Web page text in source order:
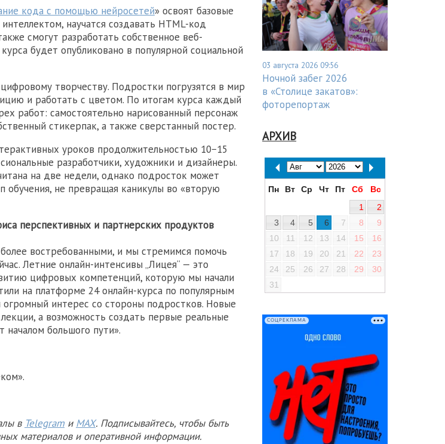
кода с помощью нейросетей» освоят базовые
научатся создавать HTML-код
смогут разработать собственное веб-
будет опубликовано в популярной социальной
творчеству. Подростки погрузятся в мир
и работать с цветом. По итогам курса каждый
работ: самостоятельно нарисованный персонаж
стикерпак, а также сверстанный постер.
уроков продолжительностью 10−15
разработчики, художники и дизайнеры.
на две недели, однако подросток может
не превращая каникулы во «вторую
перспективных и партнерских продуктов
востребованными, и мы стремимся помочь
Летние онлайн-интенсивы „Лицея“ — это
цифровых компетенций, которую мы начали
на платформе 24 онлайн-курса по популярным
интерес со стороны подростков. Новые
а возможность создать первые реальные
началом большого пути».
в Telegram и MAX. Подписывайтесь, чтобы быть
материалов и оперативной информации.
03 августа 2026 09:56
Ночной забег 2026
в «Столице закатов»:
фоторепортаж
АРХИВ
Пн Вт Ср Чт Пт Сб
Вс
1
2
3
4 5 6 7 8
9
10
11 12 13 14 15
16
17
18 19 20 21 22
23
24
25 26 27 28 29
30
31
СОЦРЕКЛАМА